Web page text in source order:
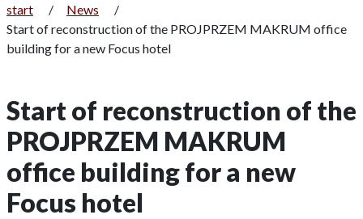
start / News
/
Start of reconstruction of the PROJPRZEM MAKRUM office
building for a new Focus hotel
Start of reconstruction of the
PROJPRZEM MAKRUM
office building for a new
Focus hotel